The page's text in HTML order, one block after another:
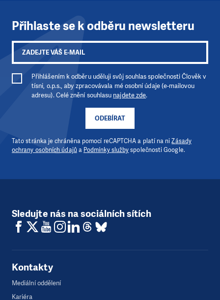
Přihlaste se k odběru newsletteru
ODEBÍRAT
Přihlášením k odběru uděluji svůj souhlas společnosti Člověk v
tísni, o.p.s., aby zpracovávala mé osobní údaje (e-mailovou
adresu). Celé znění souhlasu najdete zde.
Tato stránka je chráněna pomocí reCAPTCHA a platí na niZásady
ochrany osobních údajů a Podmínky službyspolečnosti Google.
Sledujte nás na sociálních sítích
Kontakty
Mediální oddělení
Kariéra